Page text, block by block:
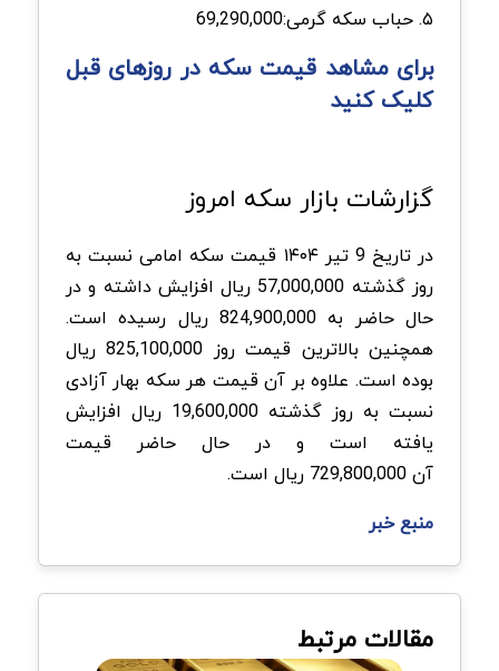
۵. حباب سکه گرمی:69,290,000
برای مشاهد قیمت سکه در روزهای قبل
کلیک کنید
گزارشات بازار سکه امروز
در تاریخ 9 تیر ۱۴۰۴ قیمت سکه امامی نسبت به
روز گذشته 57,000,000 ریال افزایش داشته و در
حال حاضر به 824,900,000 ریال رسیده است.
همچنین بالاترین قیمت روز 825,100,000 ریال
بوده است. علاوه بر آن قیمت هر سکه بهار آزادی
نسبت به روز گذشته 19,600,000 ریال افزایش
یافته است و در حال حاضر قیمت
آن 729,800,000 ریال است.
منبع خبر
مقالات مرتبط